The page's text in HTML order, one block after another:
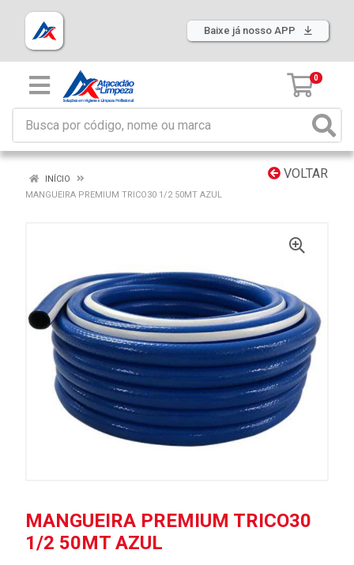
Baixe já nosso APP
0
VOLTAR
INÍCIO
MANGUEIRA PREMIUM TRICO30 1/2 50MT AZUL
MANGUEIRA PREMIUM TRICO30
1/2 50MT AZUL